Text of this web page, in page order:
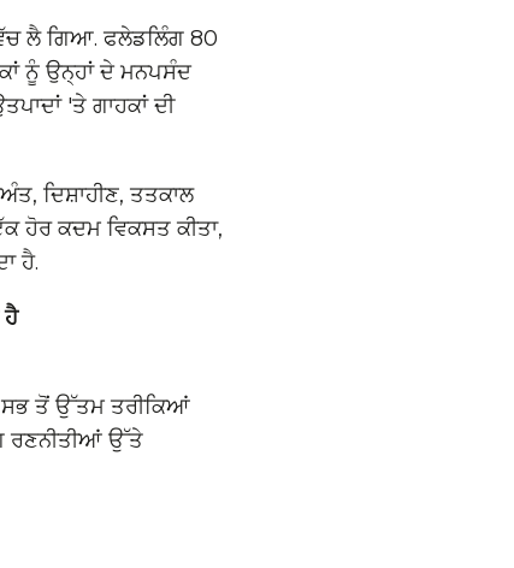
ਲੈ ਗਿਆ. ਫਲੇਡਲਿੰਗ 80
ਨੂੰ ਉਨ੍ਹਾਂ ਦੇ ਮਨਪਸੰਦ
'ਤੇ ਗਾਹਕਾਂ ਦੀ
ਦਿਸ਼ਾਹੀਣ, ਤਤਕਾਲ
ਹੋਰ ਕਦਮ ਵਿਕਸਤ ਕੀਤਾ,
ਹੈ.
ਹੈ
ਸਭ ਤੋਂ ਉੱਤਮ ਤਰੀਕਿਆਂ
ਰਣਨੀਤੀਆਂ ਉੱਤੇ